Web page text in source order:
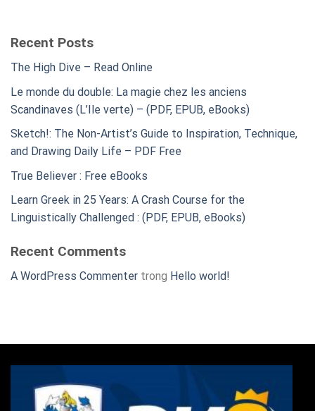
Recent Posts
The High Dive – Read Online
Le monde du double: La magie chez les anciens
Scandinaves (L’Ile verte) – (PDF, EPUB, eBooks)
Sketch!: The Non-Artist’s Guide to Inspiration, Technique,
and Drawing Daily Life – PDF Free
True Believer : Free eBooks
Learn Greek in 25 Years: A Crash Course for the
Linguistically Challenged : (PDF, EPUB, eBooks)
Recent Comments
A WordPress Commenter trong Hello world!